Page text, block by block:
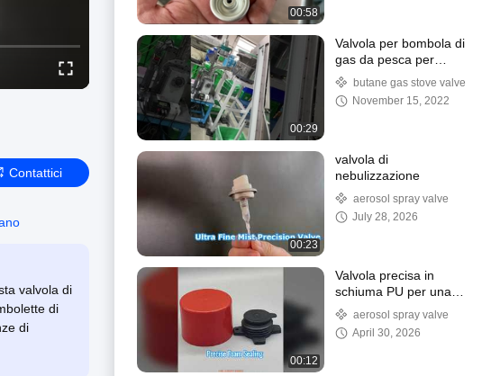
Contattici
valvola di
di
di
00:58
00:29
Valvola per bombola di
gas da pesca per
barbecue resistente alla
corrosione con molla in
acciaio inossidabile
butane gas stove valve
November 15, 2022
00:23
valvola di
nebulizzazione
aerosol spray valve
July 28, 2026
00:12
Valvola precisa in
schiuma PU per una
tenuta perfetta
aerosol spray valve
April 30, 2026